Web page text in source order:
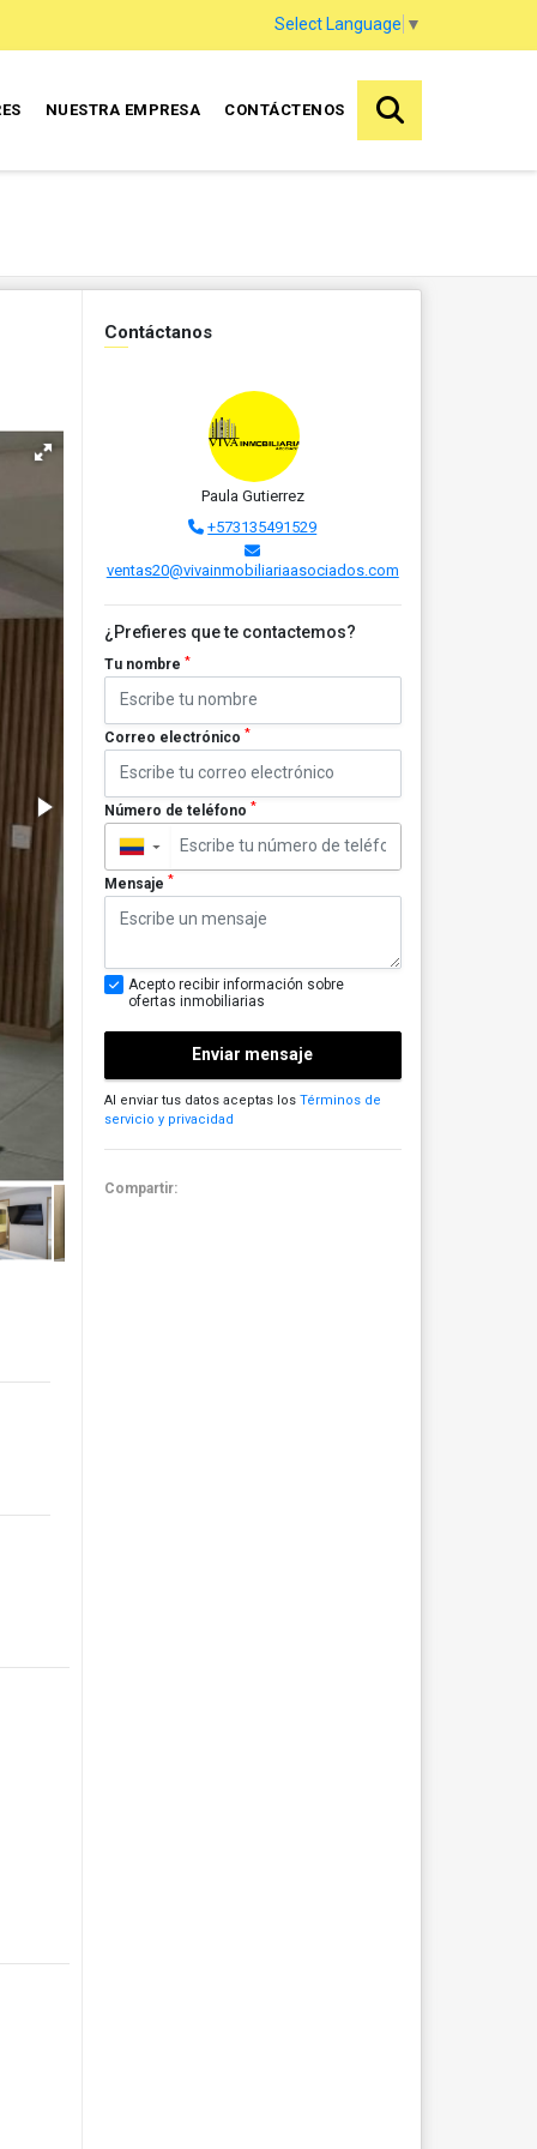
Select Language ▼
NUESTRA EMPRESA CONTÁCTENOS
Contáctanos
Paula Gutierrez
+573135491529
ventas20@vivainmobiliariaasociados.com
¿Prefieres que te contactemos?
Tu nombre *
Correo electrónico *
Número de teléfono *
▼
Mensaje *
Acepto recibir información sobre
ofertas inmobiliarias
Enviar mensaje
Al enviar tus datos aceptas los Términos de
servicio y privacidad
Compartir: